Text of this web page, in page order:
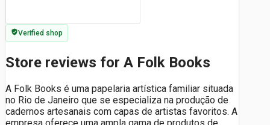
Verified shop
Store reviews for A Folk Books
A Folk Books é uma papelaria artística familiar situada
no Rio de Janeiro que se especializa na produção de
cadernos artesanais com capas de artistas favoritos. A